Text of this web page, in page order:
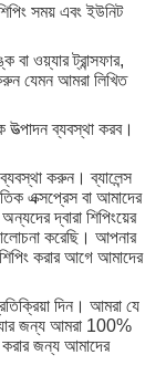
সময় এবং ইউনিট
বা ওয়্যার ট্রান্সফার,
যেমন আমরা লিখিত
উত্পাদন ব্যবস্থা করব।
করুন। ব্যালেন্স
এক্সপ্রেস বা আমাদের
দ্বারা শিপিংয়ের
করেছি। আপনার
করার আগে আমাদের
দিন। আমরা যে
জন্য আমরা 100%
জন্য আমাদের